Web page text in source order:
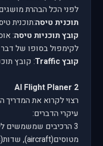
לפני הכל הבהרת
תוכנית טיסה:תוכנית
קובץ תוכניות טיסה:
לקימפול בסופו של
קובץTraffic: קובץ
AI Flight Planer 2
רצוי לקרוא את המדריך
עיקרי הדברים:
3 הרכיבים שמשמשים
מטוסים(aircraft), שדות(